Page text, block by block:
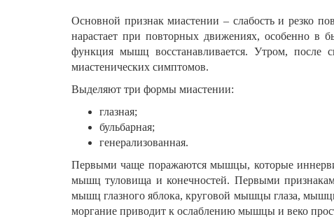
Основной признак миастении – слабость и резко
нарастает при повторных движениях, особенно в
функция мышц восстанавливается. Утром, после
миастенических симптомов.
Выделяют три формы миастении:
глазная;
бульбарная;
генерализованная.
Первыми чаще поражаются мышцы, которые
мышц туловища и конечностей. Первыми
мышц глазного яблока, круговой мышцы глаза,
моргание приводит к ослаблению мышцы и веко